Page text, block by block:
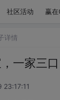
社区活动 赢
详情
一家三